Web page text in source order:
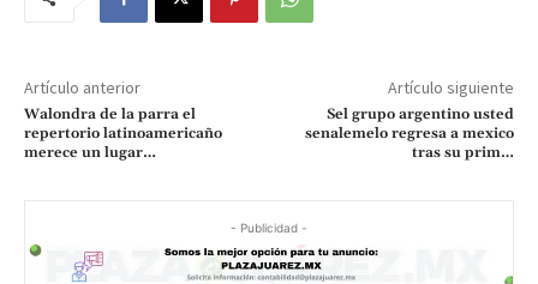
Artículo anterior
Walondra de la parra el
repertorio latinoamericaño
merece un lugar…
Artículo siguiente
Sel grupo argentino usted
senalemelo regresa a mexico
tras su prim…
- Publicidad -